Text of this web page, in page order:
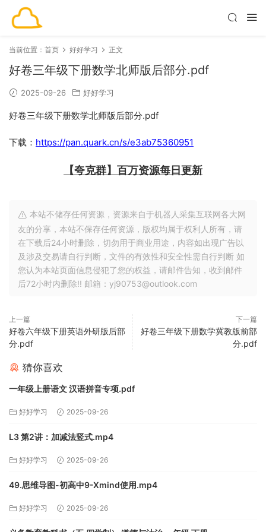
当前位置： 首页 好好学习 正文
好卷三年级下册数学北师版后部分.pdf
2025-09-26 好好学习
好卷三年级下册数学北师版后部分.pdf
下载： https://pan.quark.cn/s/e3ab75360951
【夸克群】百万资源每日更新
本站不储存任何资源，资源来自于机器人采集互联网各大网
友的分享，本站不保存任何资源，版权均属于权利人所有，请
在下载后24小时删除，切勿用于商业用途，内容如出现广告以
及涉及交易请自行判断，文件的有效性和安全性需自行判断 如
您认为本站页面信息侵犯了您的权益，请邮件告知，收到邮件
后72小时内删除!! 邮箱：yj90753@outlook.com
上一篇
好卷六年级下册英语外研版后部
分.pdf
下一篇
好卷三年级下册数学冀教版前部
分.pdf
猜你喜欢
一年级上册语文 汉语拼音专项.pdf
好好学习 2025-09-26
L3 第2讲：加减法竖式.mp4
好好学习 2025-09-26
49.思维导图-初高中9-Xmind使用.mp4
好好学习 2025-09-26